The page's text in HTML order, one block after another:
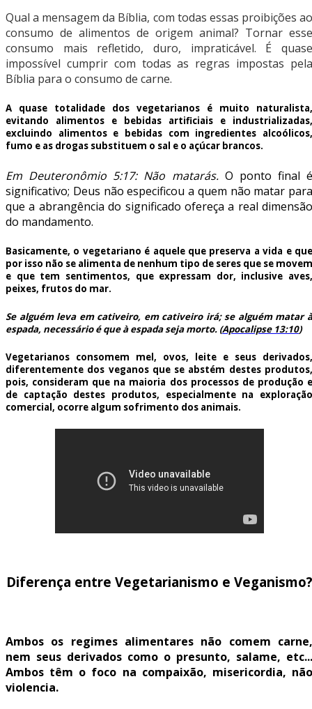
Qual a mensagem da Bíblia, com todas essas proibições ao
consumo de alimentos de origem animal? Tornar esse
consumo mais refletido, duro, impraticável. É quase
impossível cumprir com todas as regras impostas pela
Bíblia para o consumo de carne.
A quase totalidade dos vegetarianos é muito naturalista,
evitando alimentos e bebidas artificiais e industrializadas,
excluindo alimentos e bebidas com ingredientes alcoólicos,
fumo e as drogas substituem o sal e o açúcar brancos.
Em Deuteronômio 5:17: Não matarás. O ponto final é
significativo; Deus não especificou a quem não matar para
que a abrangência do significado ofereça a real dimensão
do mandamento.
Basicamente, o vegetariano é aquele que preserva a vida e que
por isso não se alimenta de nenhum tipo de seres que se movem
e que tem sentimentos, que expressam dor, inclusive aves,
peixes, frutos do mar.
Se alguém leva em cativeiro, em cativeiro irá; se alguém matar à
espada, necessário é que à espada seja morto. (Apocalipse 13:10)
Vegetarianos consomem mel, ovos, leite e seus derivados,
diferentemente dos veganos que se abstém destes produtos,
pois, consideram que na maioria dos processos de produção e
de captação destes produtos, especialmente na exploração
comercial, ocorre algum sofrimento dos animais.
Diferença entre Vegetarianismo e Veganismo?
Ambos os regimes alimentares não comem carne,
nem seus derivados como o presunto, salame, etc...
Ambos têm o foco na compaixão, misericordia, não
violencia.